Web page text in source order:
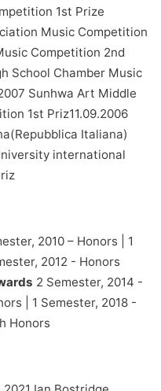
1st Prize
Music Competition
Competition 2nd
School Chamber Music
Sunhwa Art Middle
1st Priz11.09.2006
Italiana)
international
2010 – Honors | 1
2012 - Honors
2 Semester, 2014 -
| 1 Semester, 2018 -
Honors